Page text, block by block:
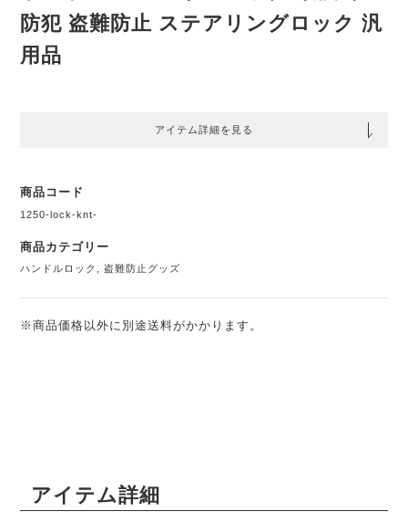
防犯 盗難防止 ステアリングロック 汎
用品
アイテム詳細を見る
商品コード
1250-lock-knt-
商品カテゴリー
ハンドルロック ,盗難防止グッズ
※商品価格以外に別途送料がかかります。
アイテム詳細